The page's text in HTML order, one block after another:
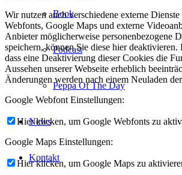
Book
Podcast
Peppa Of The Day
News
Kontakt
Wir nutzen auch verschiedene externe
Webfonts, Google Maps und externe
Anbieter möglicherweise personenbezogene
speichern, können Sie diese hier deaktivieren.
dass eine Deaktivierung dieser Cookies die
Aussehen unserer Webseite erheblich
Änderungen werden nach einem Neuladen
Google Webfont Einstellungen:
Hier klicken, um Google Webfonts zu
Google Maps Einstellungen:
Hier klicken, um Google Maps zu